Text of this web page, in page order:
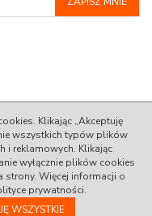
w Standardzie.
internetowego
Klikając „Akceptuję
wszystkich typów plików
i reklamowych. Klikając
wyłącznie plików cookies
strony. Więcej informacji o
prywatności.
WSZYSTKIE